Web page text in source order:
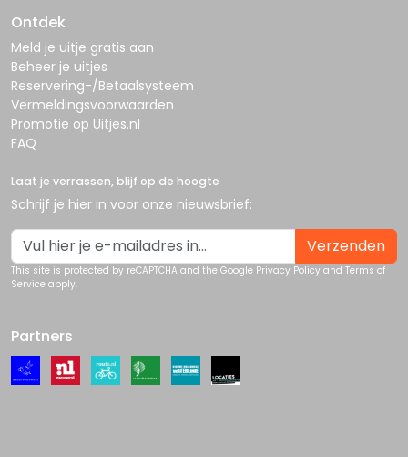
Ontdek
Meld je uitje gratis aan
Beheer je uitjes
Reservering-/Betaalsysteem
Vermeldingsvoorwaarden
Promotie op Uitjes.nl
FAQ
Laat je verrassen, blijf op de hoogte
Schrijf je hier in voor onze nieuwsbrief:
Verzenden
This site is protected by reCAPTCHA and the Google Privacy Policy and Terms of
Service apply.
Partners